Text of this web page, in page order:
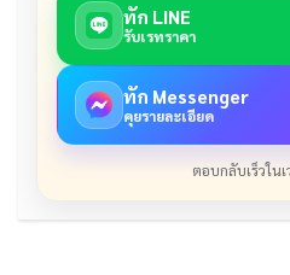
ทัก LINE
รับเรทราคา
ทัก Messenger
คุยรายละเอียด
ตอบกลับเร็วใน